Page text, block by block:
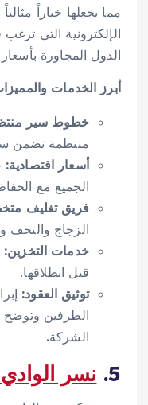
مما يجعلها خياراً
الإلكترونية التي
الدول المجاورة
أبرز الخدمات
خطوط سير
منتظمة تضمن
أسعار اقتصادية:
الجميع مع
فريق تغليف
الزجاج والتحف
خدمات التخزين:
قبل انطلاقها.
توثيق العقود:
الطرفين وتوضح
الشركة.
5. نسر